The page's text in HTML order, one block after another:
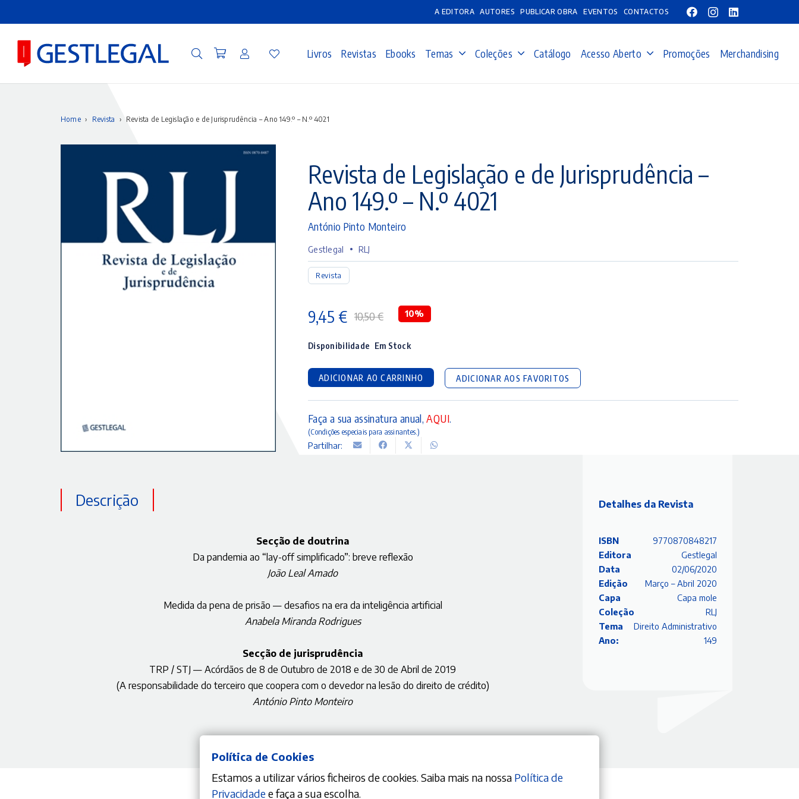
A EDITORA AUTORES PUBLICAR OBRA EVENTOS CONTACTOS
Livros Revistas Ebooks Temas Coleções Catálogo Acesso Aberto Promoções Merchandising
Home › Revista › Revista de Legislação e de Jurisprudência – Ano 149.º – N.º 4021
Revista de Legislação e de Jurisprudência –
Ano 149.º – N.º 4021
António Pinto Monteiro
Gestlegal • RLJ
Revista
10,50€
preço
original
era:
10,50 €.
9,45 €
preço
atual
é:
9,45 €.
10%
Disponibilidade Em Stock
ADICIONAR AO CARRINHO ADICIONAR AOS FAVORITOS
Faça a sua assinatura anual,AQUI.
(Condições especiais para assinantes.)
Partilhar:
Descrição
Secção de doutrina
Da pandemia ao “lay-off simplificado”: breve reflexão
João Leal Amado
Medida da pena de prisão — desafios na era da inteligência artificial
Anabela Miranda Rodrigues
Secção de jurisprudência
TRP / STJ — Acórdãos de 8 de Outubro de 2018 e de 30 de Abril de 2019
(A responsabilidade do terceiro que coopera com o devedor na lesão do direito de crédito)
António Pinto Monteiro
Detalhes da Revista
ISBN
9770870848217
Editora
Gestlegal
Data
02/06/2020
Edição
Março – Abril 2020
Capa
Capa mole
Coleção
RLJ
Tema
Direito Administrativo
Ano:
149
Política de Cookies
Estamos a utilizar vários ficheiros de cookies. Saiba mais na nossa Política de
Privacidadee faça a sua escolha.